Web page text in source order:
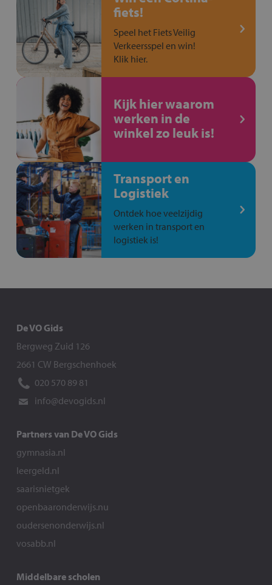
fiets!
Speel het Fiets Veilig
Verkeersspel en win!
Klik hier.
Kijk hier waarom
werken in de
winkel zo leuk is!
Transport en
Logistiek
Ontdek hoe veelzijdig
werken in transport en
logistiek is!
De VO Gids
Bergweg Zuid 126
2661 CW Bergschenhoek
020 570 89 81
info@devogids.nl
Partners van De VO Gids
gymnasia.nl
leergeld.nl
saarisnietgek
openbaaronderwijs.nu
oudersenonderwijs.nl
vosabb.nl
Middelbare scholen